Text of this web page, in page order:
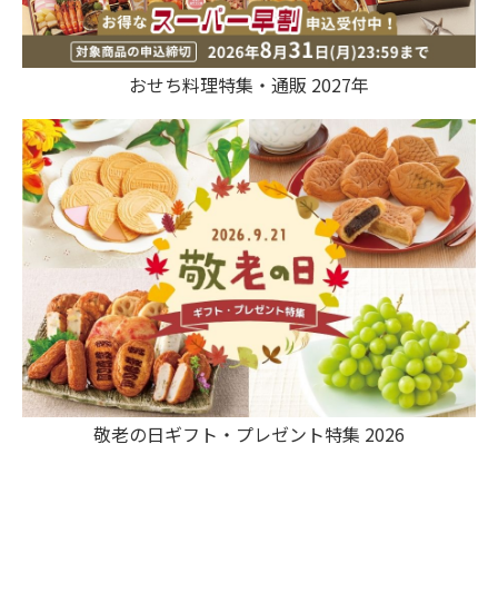
おせち料理特集・通販 2027年
敬老の日ギフト・プレゼント特集 2026